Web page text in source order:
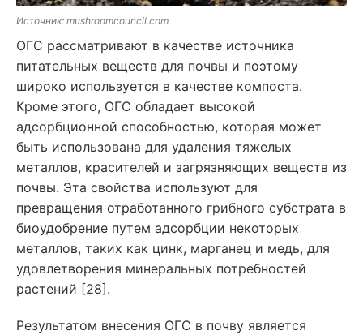
Источник: mushroomcouncil.com
ОГС рассматривают в качестве источника
питательных веществ для почвы и поэтому
широко используется в качестве компоста.
Кроме этого, ОГС обладает высокой
адсорбционной способностью, которая может
быть использована для удаления тяжелых
металлов, красителей и загрязняющих веществ из
почвы. Эта свойства используют для
превращения отработанного грибного субстрата в
биоудобрение путем адсорбции некоторых
металлов, таких как цинк, марганец и медь, для
удовлетворения минеральных потребностей
растений [28].
Результатом внесения ОГС в почву является